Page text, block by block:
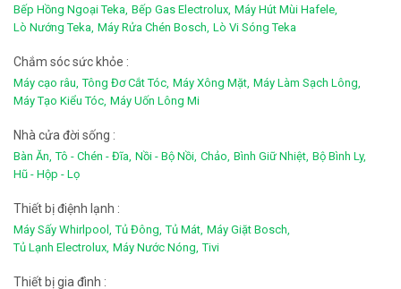
Bếp Hồng Ngoại Teka, Bếp Gas Electrolux, Máy Hút Mùi Hafele,
Lò Nướng Teka, Máy Rửa Chén Bosch, Lò Vi Sóng Teka
Chắm sóc sức khỏe :
Máy cạo râu, Tông Đơ Cắt Tóc, Máy Xông Mặt, Máy Làm Sạch Lông,
Máy Tạo Kiểu Tóc, Máy Uốn Lông Mi
Nhà cửa đời sống :
Bàn Ăn, Tô - Chén - Đĩa, Nồi - Bộ Nồi, Chảo, Bình Giữ Nhiệt, Bộ Bình Ly,
Hũ - Hộp - Lọ
Thiết bị điệnh lạnh :
Máy Sấy Whirlpool, Tủ Đông, Tủ Mát, Máy Giặt Bosch,
Tủ Lạnh Electrolux, Máy Nước Nóng, Tivi
Thiết bị gia đình :